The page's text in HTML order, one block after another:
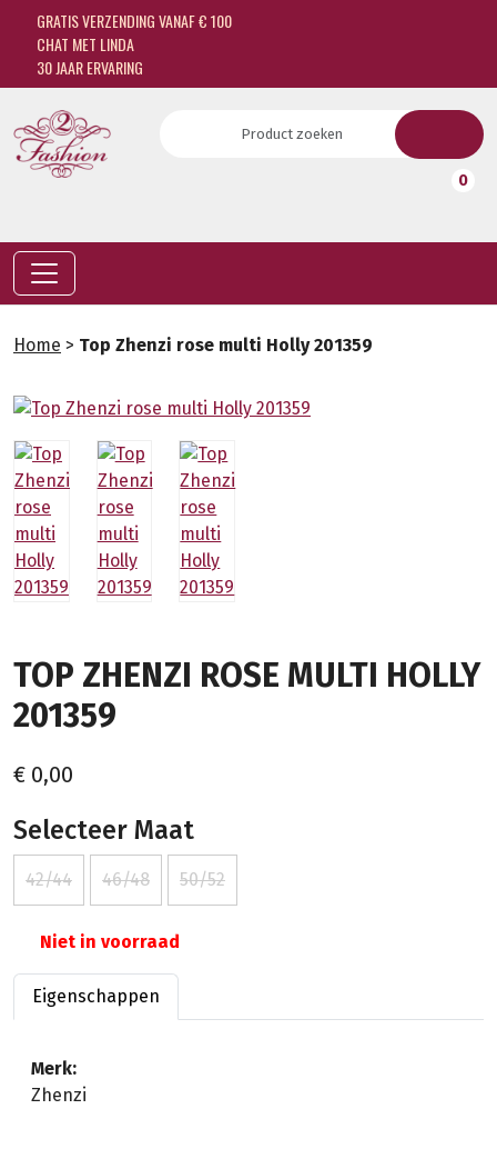
GRATIS VERZENDING VANAF € 100
CHAT MET LINDA
30 JAAR ERVARING
0
Home > Top Zhenzi rose multi Holly 201359
TOP ZHENZI ROSE MULTI HOLLY
201359
€ 0,00
Selecteer Maat
42/44 46/48 50/52
Niet in voorraad
Eigenschappen
Merk:
Zhenzi